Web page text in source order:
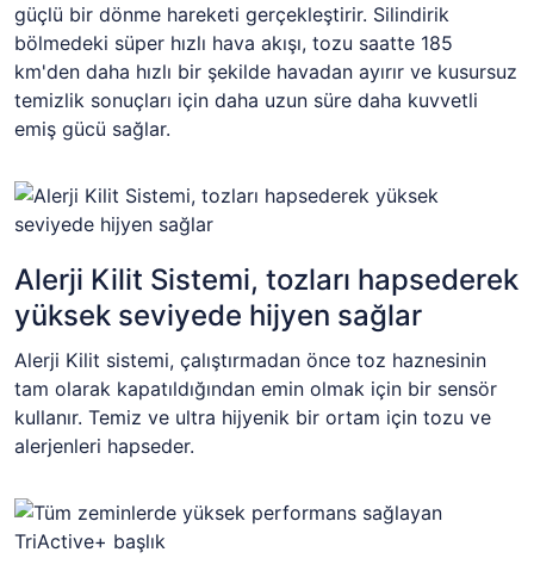
güçlü bir dönme hareketi gerçekleştirir. Silindirik
bölmedeki süper hızlı hava akışı, tozu saatte 185
km'den daha hızlı bir şekilde havadan ayırır ve kusursuz
temizlik sonuçları için daha uzun süre daha kuvvetli
emiş gücü sağlar.
Alerji Kilit Sistemi, tozları hapsederek
yüksek seviyede hijyen sağlar
Alerji Kilit sistemi, çalıştırmadan önce toz haznesinin
tam olarak kapatıldığından emin olmak için bir sensör
kullanır. Temiz ve ultra hijyenik bir ortam için tozu ve
alerjenleri hapseder.